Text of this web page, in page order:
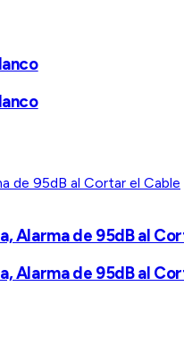
Alarma de 95dB al
Alarma de 95dB al